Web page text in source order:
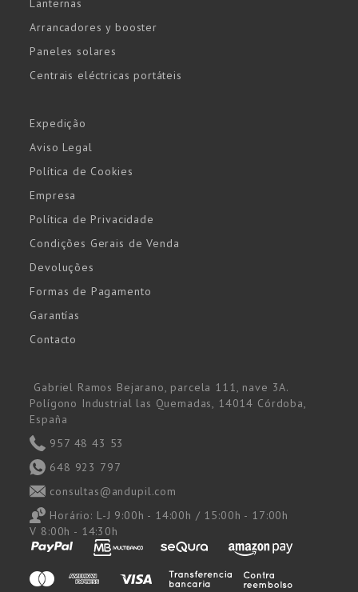
Lanternas
Arrancadores y booster
Paneles solares
Centrais eléctricas portáteis
Expedição
Aviso Legal
Política de Cookies
Empresa
Política de Privacidade
Condições Gerais de Venda
Devoluções
Formas de Pagamento
Garantías
Contacto
Gabriel Ramos Bejarano, parcela 111, nave 3A.
Polígono Industrial las Quemadas, 14014 Córdoba,
España
957 48 43 53
648 923 797
consultas@andupil.com
Horário: L-J 9:00h - 14:00h / 15:00h - 17:00h
V 8:00h - 14:30h